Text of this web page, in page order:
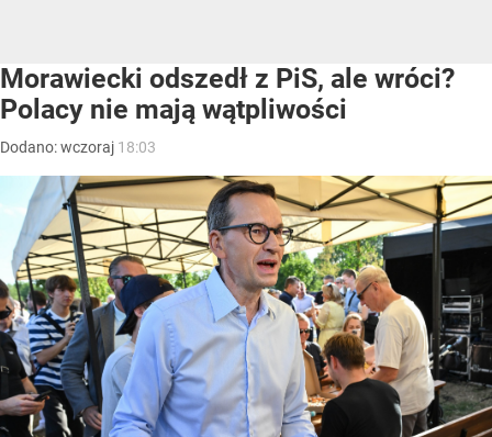
Morawiecki odszedł z PiS, ale wróci?
Polacy nie mają wątpliwości
Dodano:wczoraj 18:03